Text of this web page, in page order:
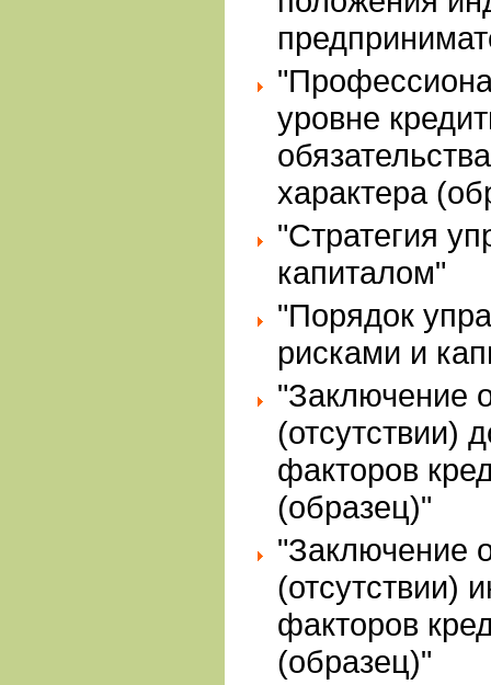
уровне
характера
"Стратегия
капиталом"
"Порядок
рисками и
"Заключение
(отсутствии)
факторов
(образец)"
"Заключение
(отсутствии)
факторов
(образец)"